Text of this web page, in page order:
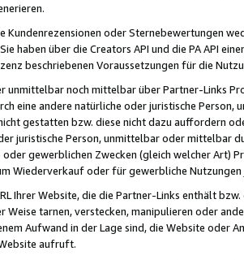
Kundenrezensionen oder Sternebewertungen
haben über die Creators API und die PA API
beschriebenen Voraussetzungen für die
unmittelbar noch mittelbar über Partner-Links
eine andere natürliche oder juristische
gestatten bzw. diese nicht dazu auffordern
juristische Person, unmittelbar oder mittelbar
gewerblichen Zwecken (gleich welcher Art)
Wiederverkauf oder für gewerbliche
Ihrer Website, die die Partner-Links enthält
Weise tarnen, verstecken, manipulieren oder
Aufwand in der Lage sind, die Website oder
aufruft.